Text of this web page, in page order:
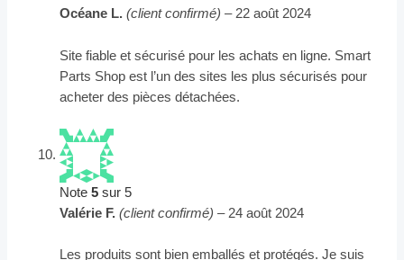
Océane L.(client confirmé) – 22 août 2024
Site fiable et sécurisé pour les achats en ligne. Smart
Parts Shop est l’un des sites les plus sécurisés pour
acheter des pièces détachées.
Note5 sur 5
Valérie F.(client confirmé) – 24 août 2024
Les produits sont bien emballés et protégés. Je suis